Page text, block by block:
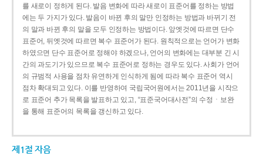
를 새로이 정하게 된다. 발음 변화에 따라 새로이 표준어를 정하는 방법
에는 두 가지가 있다. 발음이 바뀐 후의 말만 인정하는 방법과 바뀌기 전
의 말과 바뀐 후의 말을 모두 인정하는 방법이다. 앞엣것에 따르면 단수
표준어, 뒤엣것에 따르면 복수 표준어가 된다. 원칙적으로는 언어가 변화
하였으면 단수 표준어로 정해야 하겠으나, 언어의 변화에는 대부분 긴 시
간의 과도기가 있으므로 복수 표준어로 정하는 경우도 있다. 사회가 언어
의 규범적 사용을 점차 유연하게 인식하게 됨에 따라 복수 표준어 역시
점차 확대되고 있다. 이를 반영하여 국립국어원에서는 2011년을 시작으
로 표준어 추가 목록을 발표하고 있고, “표준국어대사전”의 수정ㆍ보완
을 통해 표준어의 목록을 갱신하고 있다.
제1절 자음